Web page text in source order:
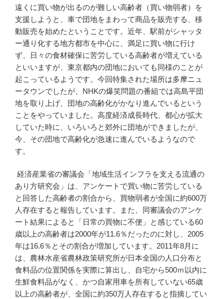
遠くに買い物が出るのが難しい高齢者（買い物弱者）を
支援しようと、車で団地をまわって商品を販売する、移
動販売を始めたということです。近年、駅前がシャッタ
ー通り化する地方都市を中心に、満足に買い物に行け
ず、日々の食材確保に苦労している高齢者が増えている
といいますが、東京都内の団地においても同様のことが
起こっているようです。今回特集された場所は多摩ニュ
ータウンでしたが、NHKの爆笑問題の番組では高島平団
地を取り上げ、団地の高齢化がかなり進んでいるという
ことをやっていました。高度経済成長時代、都心が拡大
していた時に、いろいろと郊外に団地ができましたが、
今、その団地で高齢化が急速に進んでいるようなので
す。
経済産業省の審議会「地域生活インフラを支える流通の
あり方研究会」は、アンケートで買い物に苦労している
と回答した高齢者の割合から、買物弱者が全国に約600万
人存在すると報告しています。また、同審議会のアンケ
ート結果によると「日常の買物に不便」と感じている60
歳以上の高齢者は2000年が11.6％だったのに対し、2005
年は16.6％とその割合が増加しています。2011年8月に
は、農林水産省農林政策研究所が日本全国の人口分布と
食料品の位置関係を実際に算出し、自宅から500ｍ以内に
生鮮食料品がなく、かつ自家用車を所有していない65歳
以上の高齢者が、全国に約350万人存在すると指摘してい